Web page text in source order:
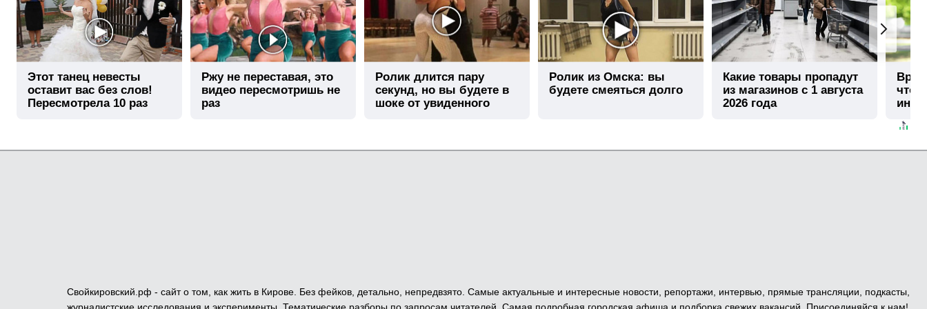
Этот танец невесты
оставит вас без слов!
Пересмотрела 10 раз
Ржу не переставая, это
видео пересмотришь не
раз
Ролик длится пару
секунд, но вы будете в
шоке от увиденного
Ролик из Омска: вы
будете смеяться долго
Какие товары пропадут
из магазинов с 1 августа
2026 года
Врач
Свойкировский.рф - сайт о том, как жить в Кирове. Без фейков, детально, непредвзято. Самые актуальные и интересные новости, репортажи, интервью, прямые трансляции, подкасты,